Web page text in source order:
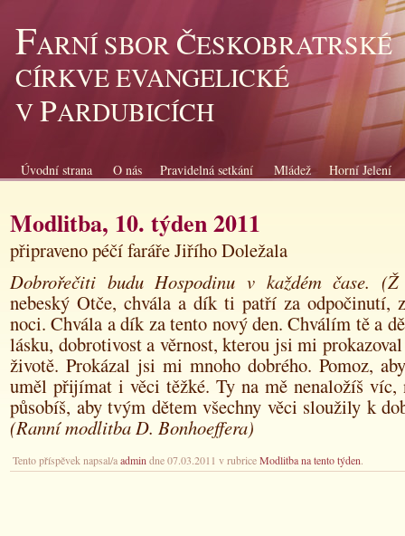
FARNÍ SBOR ČESKOBRATRSKÉ
CÍRKVE EVANGELICKÉ
VPARDUBICÍCH
Úvodní strana O nás Pravidelná setkání Mládež Horní Jelení
Modlitba, 10. týden 2011
připraveno péčí faráře Jiřího Doležala
Dobrořečiti budu Hospodinu v každém čase.
nebeský Otče, chvála a dík ti patří za odpočinutí,
noci. Chvála a dík za tento nový den.Chválím tě a
lásku, dobrotivost a věrnost, kterou jsi mi
životě. Prokázal jsi mi mnoho dobrého. Pomoz,
uměl přijímat i věci těžké. Ty na mě nenaložíš víc,
působíš, aby tvým dětem všechny věci sloužily k
(Ranní modlitba D. Bonhoeffera)
Tento příspěvek napsal/aadmin dne 07.03.2011 v rubriceModlitba na tento týden.